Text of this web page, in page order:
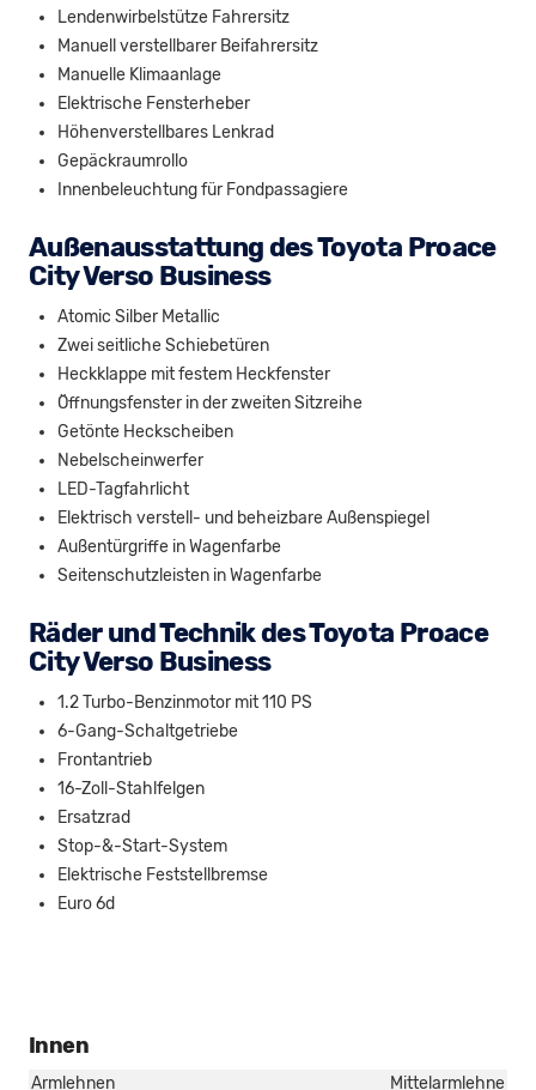
Lendenwirbelstütze Fahrersitz
Manuell verstellbarer Beifahrersitz
Manuelle Klimaanlage
Elektrische Fensterheber
Höhenverstellbares Lenkrad
Gepäckraumrollo
Innenbeleuchtung für Fondpassagiere
Außenausstattung des Toyota Proace
City Verso Business
Atomic Silber Metallic
Zwei seitliche Schiebetüren
Heckklappe mit festem Heckfenster
Öffnungsfenster in der zweiten Sitzreihe
Getönte Heckscheiben
Nebelscheinwerfer
LED-Tagfahrlicht
Elektrisch verstell- und beheizbare Außenspiegel
Außentürgriffe in Wagenfarbe
Seitenschutzleisten in Wagenfarbe
Räder und Technik des Toyota Proace
City Verso Business
1.2 Turbo-Benzinmotor mit 110 PS
6-Gang-Schaltgetriebe
Frontantrieb
16-Zoll-Stahlfelgen
Ersatzrad
Stop-&-Start-System
Elektrische Feststellbremse
Euro 6d
Innen
Armlehnen
Mittelarmlehne